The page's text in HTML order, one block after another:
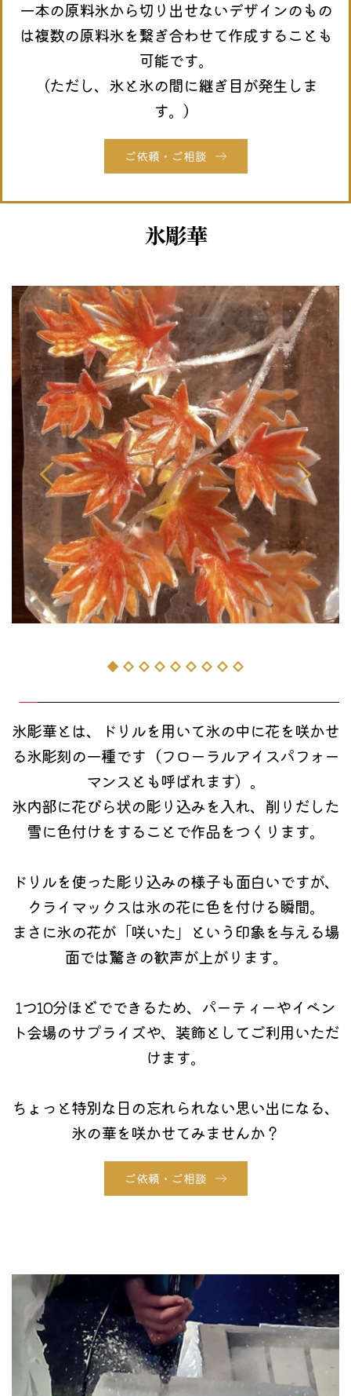
一本の原料氷から切り出せないデザインのもの
は複数の原料氷を繋ぎ合わせて作成することも
可能です。
（ただし、氷と氷の間に継ぎ目が発生しま
す。）
ご依頼・ご相談
氷彫華
氷彫華とは、ドリルを用いて氷の中に花を咲かせ
る氷彫刻の一種です（フローラルアイスパフォー
マンスとも呼ばれます）。
氷内部に花びら状の彫り込みを入れ、削りだした
雪に色付けをすることで作品をつくります。
ドリルを使った彫り込みの様子も面白いですが、
クライマックスは氷の花に色を付ける瞬間。
まさに氷の花が「咲いた」という印象を与える場
面では驚きの歓声が上がります。
1つ10分ほどでできるため、パーティーやイベン
ト会場のサプライズや、装飾としてご利用いただ
けます。
ちょっと特別な日の忘れられない思い出になる、
氷の華を咲かせてみませんか？
ご依頼・ご相談